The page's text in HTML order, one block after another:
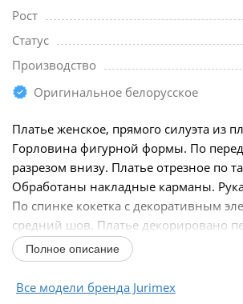
Рост
Статус
Производство
Оригинальное белорусское
Платье женское, прямого силуэта из
Горловина фигурной формы. По
разрезом внизу. Платье отрезное по
Обработаны накладные карманы.
По спинке кокетка с декоративным
средний шов. Платье декорировано
Полное описание
Все модели бренда Jurimex